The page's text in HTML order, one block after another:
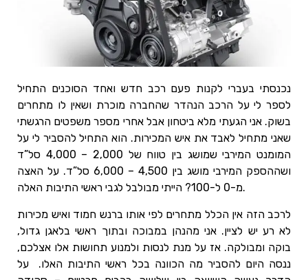
נכנסתי בעברי לקנות פעם רכב חדש ואחד הסוכנים התחיל
לספר לי על הרכב הנהדר שהחברה מוכרת ושאין לו מתחרים
בשוק. אני הגעתי מלא ביטחון אבל אחרי מספר משפטים הרגשתי
שאני מתחיל לאבד את איש המכירות. הוא התחיל להסביר לי על
המומנט המירבי שמושג בין טווח של 2,000 – 4,000 סל”ד
ושההספק המירבי מושג בין 4,500 – 6,000 סל”ד. על האצה
מ-0 ל-100? הייתי מבולבל לגבי ראשי התיבות האלה.
לרכב הזה אין הכלל מתחרים לפי אותו ברנש חמוד ואיש מכירות
לא רע יש לציין. אני מהנהן במבוכה ובתוך ראשי בלאגן גדול,
בוקה ומבולקה. אז על מנת לנסות ולמנוע תחושות אלו אצלכם,
ננסה היום להסביר מה הכוונה בכל ראשי התיבות האלו. על